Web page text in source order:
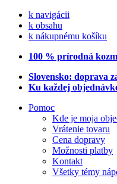
k navigácii
k obsahu
k nákupnému košíku
100 % prírodná
Slovensko: doprava
Ku každej
Pomoc
Kde je moja
Vrátenie tovaru
Cena dopravy
Možnosti platby
Kontakt
Všetky témy